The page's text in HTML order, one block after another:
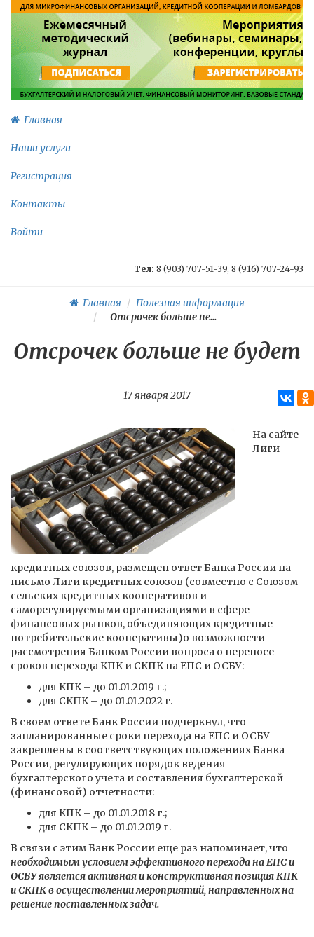
Главная
Наши услуги
Регистрация
Контакты
Войти
Тел: 8 (903) 707-51-39, 8 (916) 707-24-93
Главная
Полезная информация
- Отсрочек больше не... -
Отсрочек больше не будет
17 января 2017
На сайте
Лиги
кредитных союзов, размещен ответ Банка России на
письмо Лиги кредитных союзов (совместно с Союзом
сельских кредитных кооперативов и
саморегулируемыми организациями в сфере
финансовых рынков, объединяющих кредитные
потребительские кооперативы)о возможности
рассмотрения Банком России вопроса о переносе
сроков перехода КПК и СКПК на ЕПС и ОСБУ:
для КПК – до 01.01.2019 г.;
для СКПК – до 01.01.2022 г.
В своем ответе Банк России подчеркнул, что
запланированные сроки перехода на ЕПС и ОСБУ
закреплены в соответствующих положениях Банка
России, регулирующих порядок ведения
бухгалтерского учета и составления бухгалтерской
(финансовой) отчетности:
для КПК – до 01.01.2018 г.;
для СКПК – до 01.01.2019 г.
В связи с этим Банк России еще раз напоминает, что
необходимым условием эффективного перехода на ЕПС и
ОСБУ является активная и конструктивная позиция КПК
и СКПК в осуществлении мероприятий, направленных на
решение поставленных задач.